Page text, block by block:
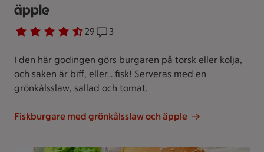
äpple
Betyg 4.5 av 5. 29
29 personer har röstatReceptet har 3 kommentarer
3
I den här godingen görs burgaren på torsk eller kolja,
och saken är biff, eller... fisk! Serveras med en
grönkålsslaw, sallad och tomat.
Fiskburgare med grönkålsslaw och äpple